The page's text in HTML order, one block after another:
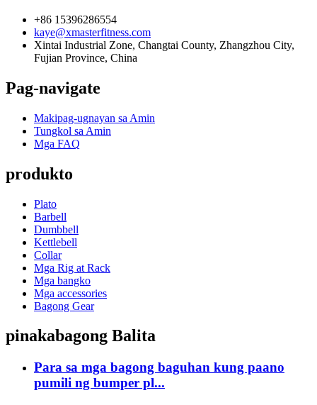
+86 15396286554
kaye@xmasterfitness.com
Xintai Industrial Zone, Changtai County, Zhangzhou City,
Fujian Province, China
Pag-navigate
Makipag-ugnayan sa Amin
Tungkol sa Amin
Mga FAQ
produkto
Plato
Barbell
Dumbbell
Kettlebell
Collar
Mga Rig at Rack
Mga bangko
Mga accessories
Bagong Gear
pinakabagong Balita
Para sa mga bagong baguhan kung paano
pumili ng bumper pl...